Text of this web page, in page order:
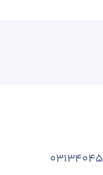
03134045